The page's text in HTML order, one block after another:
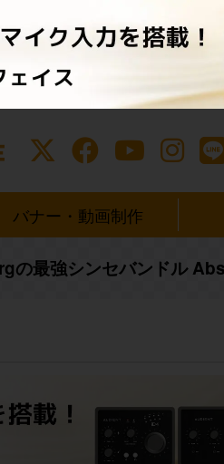
バナー・動画制作
の最強シンセバンドル